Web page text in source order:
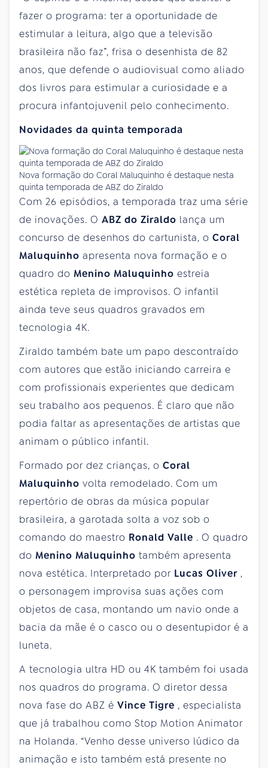
fazer o programa: ter a oportunidade de
estimular a leitura, algo que a televisão
brasileira não faz”, frisa o desenhista de 82
anos, que defende o audiovisual como aliado
dos livros para estimular a curiosidade e a
procura infantojuvenil pelo conhecimento.
Novidades da quinta temporada
Nova formação do Coral Maluquinho é destaque nesta
quinta temporada de ABZ do Ziraldo
Com 26 episódios, a temporada traz uma série
de inovações. O ABZ do Ziraldo lança um
concurso de desenhos do cartunista, o Coral
Maluquinho apresenta nova formação e o
quadro do Menino Maluquinho estreia
estética repleta de improvisos. O infantil
ainda teve seus quadros gravados em
tecnologia 4K.
Ziraldo também bate um papo descontraído
com autores que estão iniciando carreira e
com profissionais experientes que dedicam
seu trabalho aos pequenos. É claro que não
podia faltar as apresentações de artistas que
animam o público infantil.
Formado por dez crianças, o Coral
Maluquinho volta remodelado. Com um
repertório de obras da música popular
brasileira, a garotada solta a voz sob o
comando do maestro Ronald Valle . O quadro
do Menino Maluquinho também apresenta
nova estética. Interpretado por Lucas Oliver ,
o personagem improvisa suas ações com
objetos de casa, montando um navio onde a
bacia da mãe é o casco ou o desentupidor é a
luneta.
A tecnologia ultra HD ou 4K também foi usada
nos quadros do programa. O diretor dessa
nova fase do ABZ é Vince Tigre , especialista
que já trabalhou como Stop Motion Animator
na Holanda. “Venho desse universo lúdico da
animação e isto também está presente no